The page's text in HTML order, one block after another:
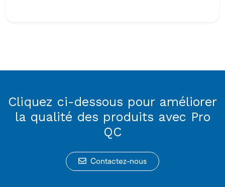
Cliquez ci-dessous pour améliorer
la qualité des produits avec Pro
QC
Contactez-nous